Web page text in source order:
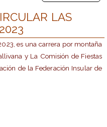
LAS
es una carrera por montaña
y La Comisión de Fiestas
de la Federación Insular de